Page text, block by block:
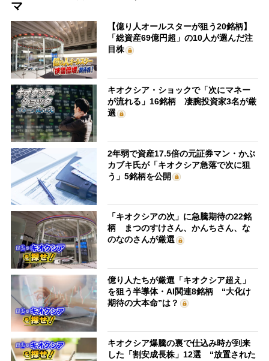
マ
【億り人オールスターが狙う20銘柄】
「総資産69億円超」の10人が選んだ注
目株
キオクシア・ショックで「次にマネー
が流れる」16銘柄 凄腕投資家3名が厳
選
2年弱で資産17.5倍の元証券マン・かぶ
カブキ氏が「キオクシア急落で次に狙
う」5銘柄を公開
「キオクシアの次」に急騰期待の22銘
柄 まつのすけさん、かんちさん、な
のなのさんが厳選
億り人たちが厳選「キオクシア超え」
を狙う半導体・AI関連8銘柄 “大化け
期待の大本命”は？
キオクシア爆騰の裏で仕込み時が到来
した「割安成長株」12選 “放置された